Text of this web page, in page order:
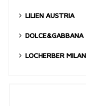
LILIEN AUSTRIA
DOLCE&GABBANA
LOCHERBER